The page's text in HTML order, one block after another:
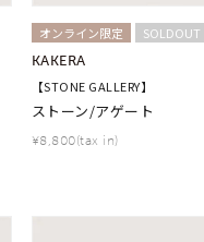
オンライン限定 SOLDOUT
KAKERA
【STONE GALLERY】
ストーン/アゲート
¥8,800(tax in)